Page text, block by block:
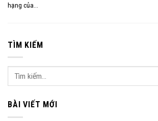
hạng của...
TÌM KIẾM
BÀI VIẾT MỚI